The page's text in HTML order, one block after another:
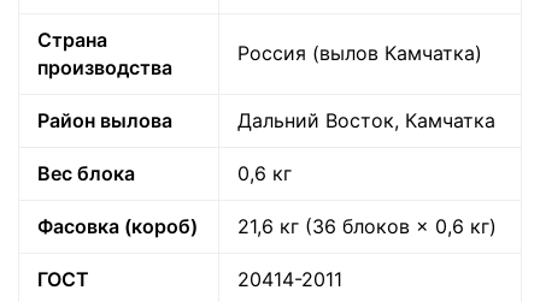
Страна
производства
Россия (вылов Камчатка)
Район вылова Дальний Восток, Камчатка
Вес блока 0,6 кг
Фасовка (короб) 21,6 кг (36 блоков × 0,6 кг)
ГОСТ 20414-2011
данных